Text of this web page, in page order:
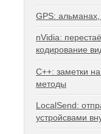
GPS:
nVidia:
кодирование
C++: заметки
методы
LocalSend:
устройсвами